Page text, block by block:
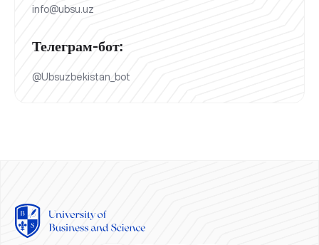
info@ubsu.uz
Телеграм-бот:
@Ubsuzbekistan_bot